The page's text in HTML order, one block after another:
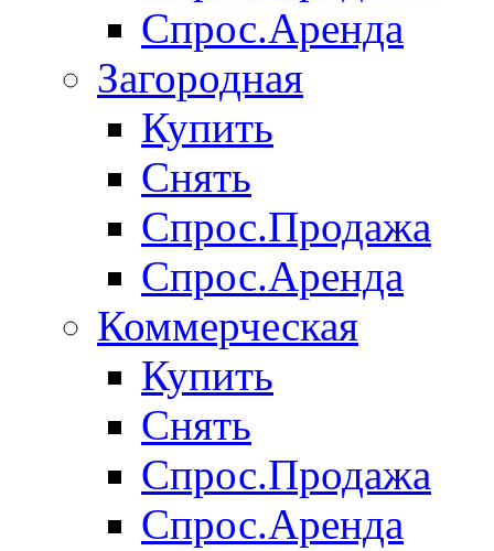
Спрос.Аренда
Загородная
Купить
Снять
Спрос.Продажа
Спрос.Аренда
Коммерческая
Купить
Снять
Спрос.Продажа
Спрос.Аренда